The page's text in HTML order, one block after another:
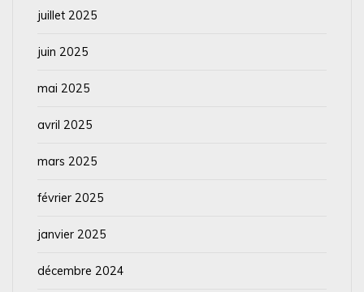
juillet 2025
juin 2025
mai 2025
avril 2025
mars 2025
février 2025
janvier 2025
décembre 2024